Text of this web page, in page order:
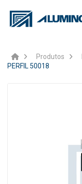
Produtos
PERFIL 50018